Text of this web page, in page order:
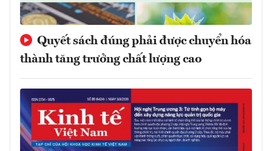
Quyết sách đúng phải được chuyển hóa
thành tăng trưởng chất lượng cao